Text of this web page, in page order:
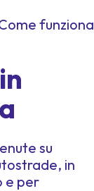
funziona
su
in
e per